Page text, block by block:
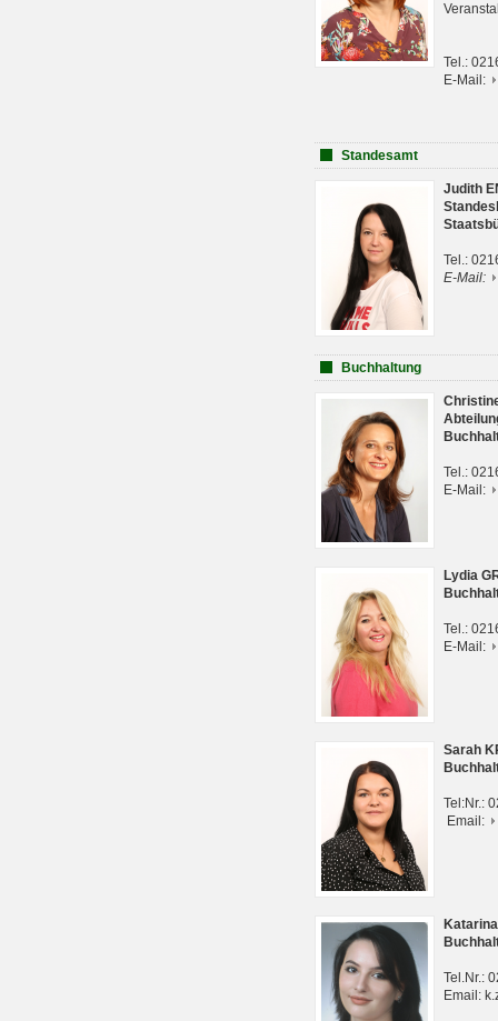
Tel.:
E-Mail:
Standesamt
Judith
Tel.:
E-Mail:
Buchhaltung
Tel.:
E-Mail:
Lydia
Tel.:
E-Mail:
Sarah
Tel:Nr.:
Email:
Tel.Nr.:
Email: